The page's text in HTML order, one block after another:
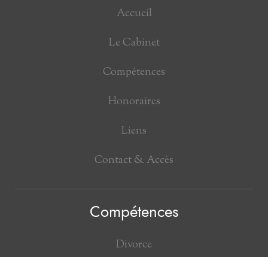
Accueil
Le Cabinet
Compétences
Honoraires
Liens
Contact & Accès
Compétences
Divorce